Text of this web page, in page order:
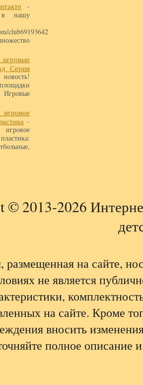
-
в нашу
club69193642
Серия
-
© 2013-2026
на сайте,
не является
на сайте. Кроме
вносить
полное описание